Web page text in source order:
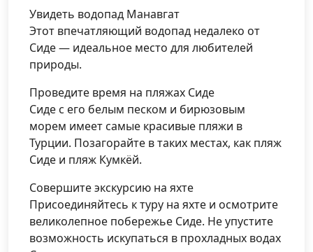
Увидеть водопад Манавгат
Этот впечатляющий водопад недалеко от
Сиде — идеальное место для любителей
природы.
Проведите время на пляжах Сиде
Сиде с его белым песком и бирюзовым
морем имеет самые красивые пляжи в
Турции. Позагорайте в таких местах, как пляж
Сиде и пляж Кумкёй.
Совершите экскурсию на яхте
Присоединяйтесь к туру на яхте и осмотрите
великолепное побережье Сиде. Не упустите
возможность искупаться в прохладных водах